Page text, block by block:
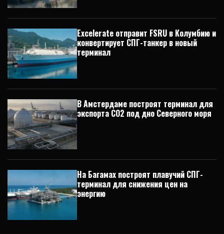
Excelerate отправит FSRU в Колумбию и
конвертирует СПГ-танкер в новый
терминал
В Амстердаме построят терминал для
экспорта CO2 под дно Северного моря
На Багамах построят плавучий СПГ-
терминал для снижения цен на
энергию